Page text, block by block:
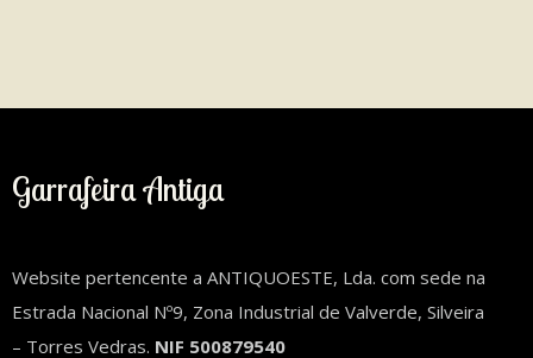
Garrafeira Antiga
Website pertencente a ANTIQUOESTE, Lda. com sede na
Estrada Nacional Nº9, Zona Industrial de Valverde, Silveira
– Torres Vedras. NIF 500879540